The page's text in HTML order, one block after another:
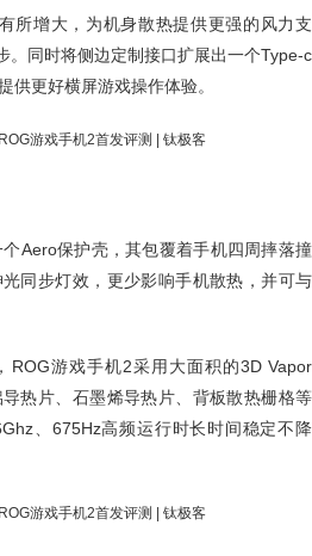
所增大，为机身散热提供更强的风力支
。同时将侧边定制接口扩展出一个Type-c
供更好横屏游戏操作体验。
Aero保护壳，其包覆着手机四周摔落撞
同步灯效，更少影响手机散热，并可与
ROG游戏手机2采用大面积的3D Vapor
热片、石墨烯导热片、背板散热栅格等
、675Hz高频运行时长时间稳定不降